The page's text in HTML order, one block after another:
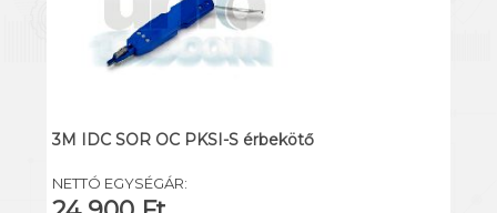
3M IDC SOR OC PKSI-S érbekötő
NETTÓ EGYSÉGÁR: